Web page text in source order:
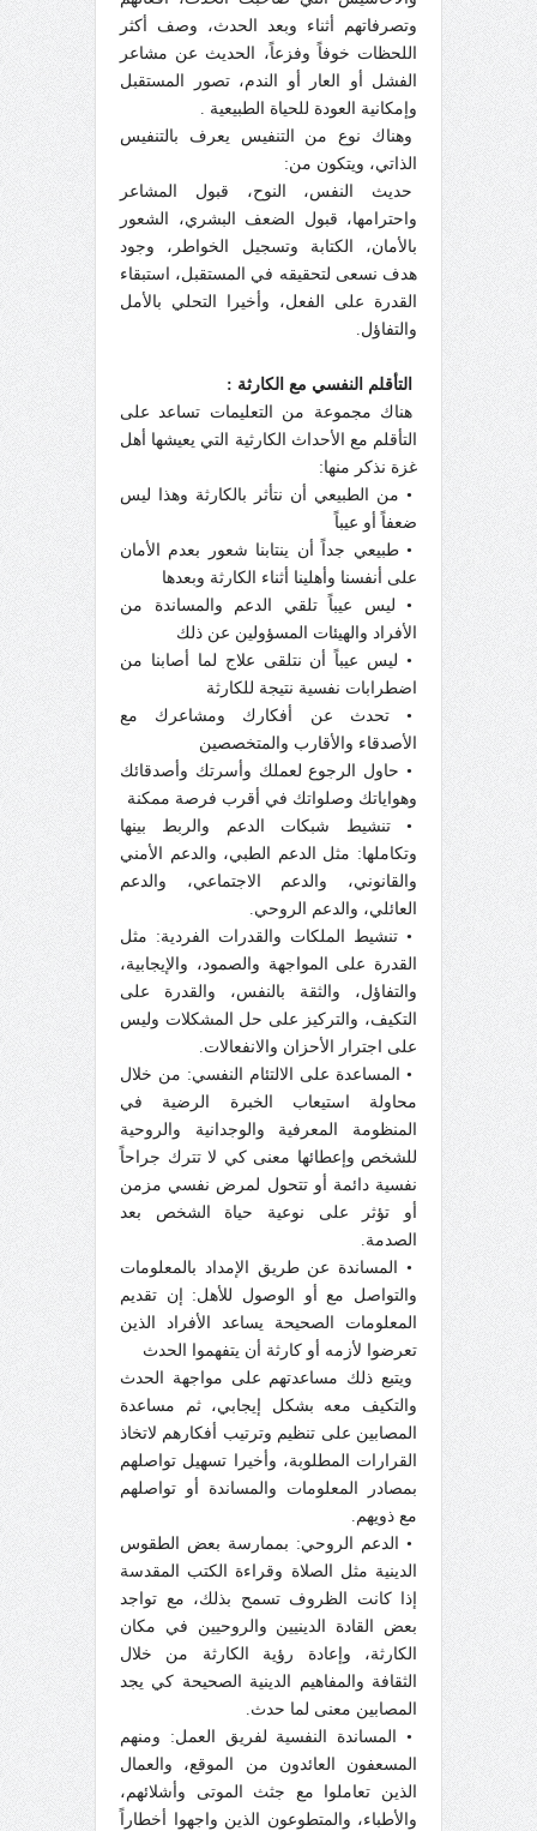
وتصرفاتهم أثناء وبعد الحدث، وصف أكثر
اللحظات خوفاً وفزعاً، الحديث عن مشاعر
الفشل أو العار أو الندم، تصور المستقبل
وإمكانية العودة للحياة الطبيعية .
وهناك نوع من التنفيس يعرف بالتنفيس
الذاتي، ويتكون من:
حديث النفس، النوح، قبول المشاعر
واحترامها، قبول الضعف البشري، الشعور
بالأمان، الكتابة وتسجيل الخواطر، وجود
هدف نسعى لتحقيقه في المستقبل، استبقاء
القدرة على الفعل، وأخيرا التحلي بالأمل
والتفاؤل.
التأقلم النفسي مع الكارثة :
هناك مجموعة من التعليمات تساعد على
التأقلم مع الأحداث الكارثية التي يعيشها أهل
غزة نذكر منها:
• من الطبيعي أن نتأثر بالكارثة وهذا ليس
ضعفاً أو عيباً
• طبيعي جداً أن ينتابنا شعور بعدم الأمان
على أنفسنا وأهلينا أثناء الكارثة وبعدها
• ليس عيباً تلقي الدعم والمساندة من
الأفراد والهيئات المسؤولين عن ذلك
• ليس عيباً أن نتلقى علاج لما أصابنا من
اضطرابات نفسية نتيجة للكارثة
• تحدث عن أفكارك ومشاعرك مع
الأصدقاء والأقارب والمتخصصين
• حاول الرجوع لعملك وأسرتك وأصدقائك
وهواياتك وصلواتك في أقرب فرصة ممكنة
• تنشيط شبكات الدعم والربط بينها
وتكاملها: مثل الدعم الطبي، والدعم الأمني
والقانوني، والدعم الاجتماعي، والدعم
العائلي، والدعم الروحي.
• تنشيط الملكات والقدرات الفردية: مثل
القدرة على المواجهة والصمود، والإيجابية،
والتفاؤل، والثقة بالنفس، والقدرة على
التكيف، والتركيز على حل المشكلات وليس
على اجترار الأحزان والانفعالات.
• المساعدة على الالتئام النفسي: من خلال
محاولة استيعاب الخبرة الرضية في
المنظومة المعرفية والوجدانية والروحية
للشخص وإعطائها معنى كي لا تترك جراحاً
نفسية دائمة أو تتحول لمرض نفسي مزمن
أو تؤثر على نوعية حياة الشخص بعد
الصدمة.
• المساندة عن طريق الإمداد بالمعلومات
والتواصل مع أو الوصول للأهل: إن تقديم
المعلومات الصحيحة يساعد الأفراد الذين
تعرضوا لأزمه أو كارثة أن يتفهموا الحدث
ويتبع ذلك مساعدتهم على مواجهة الحدث
والتكيف معه بشكل إيجابي، ثم مساعدة
المصابين على تنظيم وترتيب أفكارهم لاتخاذ
القرارات المطلوبة، وأخيرا تسهيل تواصلهم
بمصادر المعلومات والمساندة أو تواصلهم
مع ذويهم.
• الدعم الروحي: بممارسة بعض الطقوس
الدينية مثل الصلاة وقراءة الكتب المقدسة
إذا كانت الظروف تسمح بذلك، مع تواجد
بعض القادة الدينيين والروحيين في مكان
الكارثة، وإعادة رؤية الكارثة من خلال
الثقافة والمفاهيم الدينية الصحيحة كي يجد
المصابين معنى لما حدث.
• المساندة النفسية لفريق العمل: ومنهم
المسعفون العائدون من الموقع، والعمال
الذين تعاملوا مع جثث الموتى وأشلائهم،
والأطباء، والمتطوعون الذين واجهوا أخطاراً